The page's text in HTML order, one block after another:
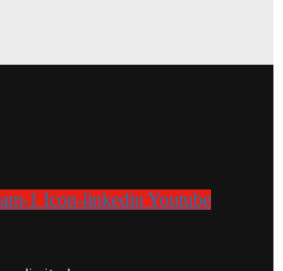
1 Icon-linkedin Youtube